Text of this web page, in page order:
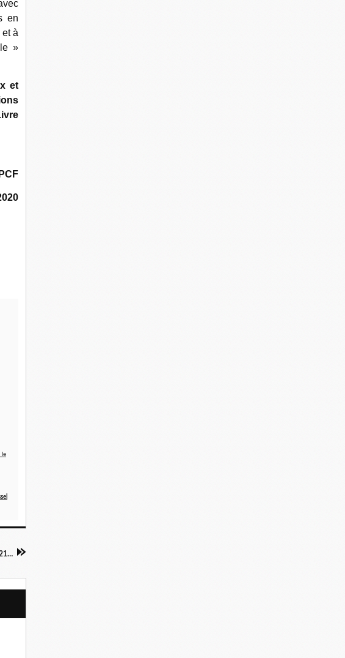
en
à
»
et
Réforme des retraites: "priorité absolue de 2021" Bruno Le Maire